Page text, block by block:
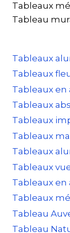
Tableaux
Tableau
Tableaux
Tableaux
Tableaux en
Tableaux
Tableaux
Tableaux
Tableaux
Tableaux
Tableaux
Tableaux
Tableau
Tableau